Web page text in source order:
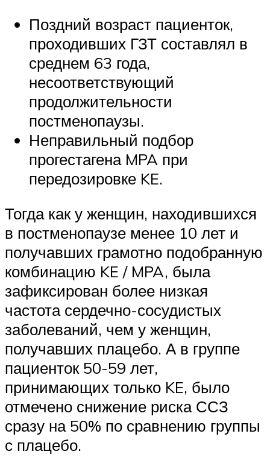
Поздний возраст пациенток,
проходивших ГЗТ составлял в
среднем 63 года,
несоответствующий
продолжительности
постменопаузы.
Неправильный подбор
прогестагена MPA при
передозировке KE.
Тогда как у женщин, находившихся
в постменопаузе менее 10 лет и
получавших грамотно подобранную
комбинацию KE / MPA, была
зафиксирован более низкая
частота сердечно-сосудистых
заболеваний, чем у женщин,
получавших плацебо. А в группе
пациенток 50-59 лет,
принимающих только KE, было
отмечено снижение риска ССЗ
сразу на 50% по сравнению группы
с плацебо.